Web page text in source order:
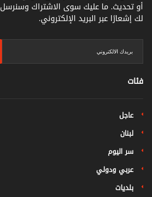
أو تحديث. ما عليك سوى الاشتراك وسنرسل
لك إشعارًا عبر البريد الإلكتروني.
فئات
عاجل
لبنان
سر اليوم
عربي ودولي
بلديات